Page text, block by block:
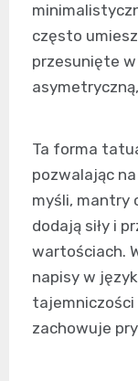
często
przesunięte
Ta forma
pozwalając
myśli, mantry
dodają siły i
wartościach.
napisy w
tajemniczości
zachowuje